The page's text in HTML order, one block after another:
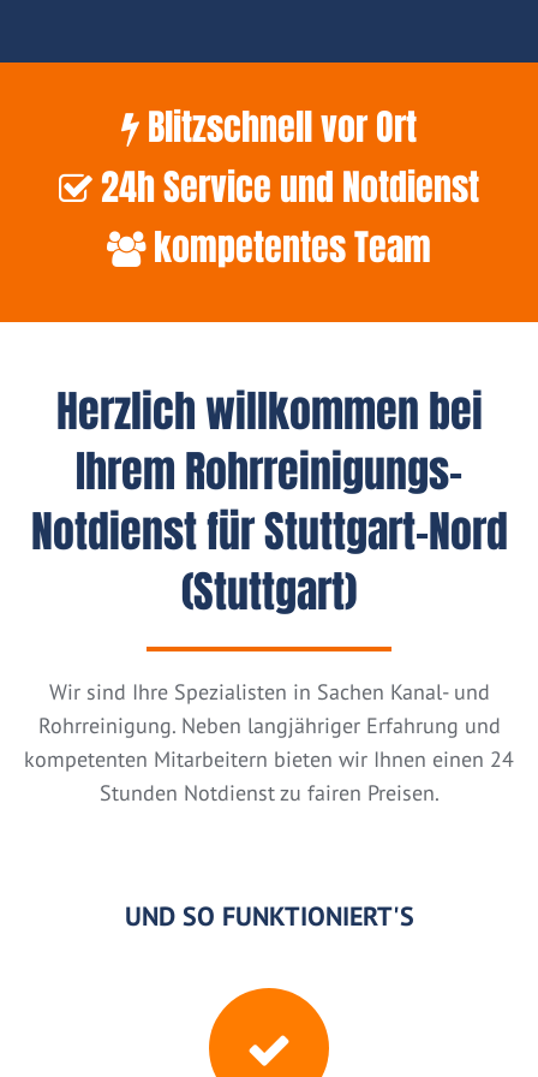
Blitzschnell vor Ort
24h Service und Notdienst
kompetentes Team
Herzlich willkommen bei
Ihrem Rohrreinigungs-
Notdienst für Stuttgart-Nord
(Stuttgart)
Wir sind Ihre Spezialisten in Sachen Kanal- und
Rohrreinigung. Neben langjähriger Erfahrung und
kompetenten Mitarbeitern bieten wir Ihnen einen 24
Stunden Notdienst zu fairen Preisen.
UND SO FUNKTIONIERT'S